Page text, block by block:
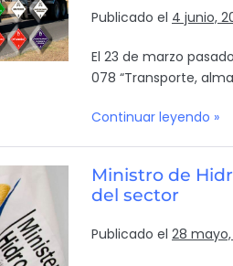
Publicado el 4 junio,
El 23 de marzo
078 “Transporte,
Continuar leyendo »
Ministro de
del sector
Publicado el 28 mayo,